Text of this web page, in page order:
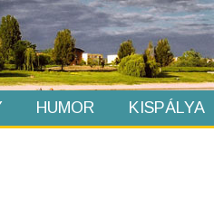
HUMOR KISPÁLYA